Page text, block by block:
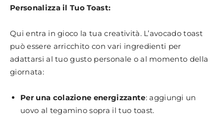
Personalizza il Tuo Toast:
Qui entra in gioco la tua creatività. L’avocado toast
può essere arricchito con vari ingredienti per
adattarsi al tuo gusto personale o al momento della
giornata:
Per una colazione energizzante: aggiungi un
uovo al tegamino sopra il tuo toast.